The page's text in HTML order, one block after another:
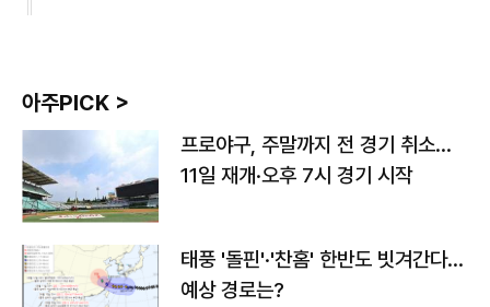
아주PICK >
프로야구, 주말까지 전 경기 취소…
11일 재개·오후 7시 경기 시작
태풍 '돌핀'·'찬홈' 한반도 빗겨간다…
예상 경로는?